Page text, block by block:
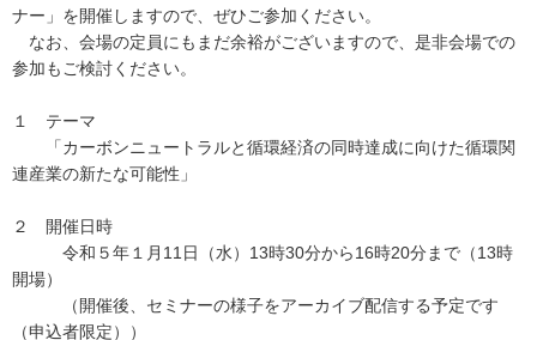
ナー」を開催しますので、ぜひご参加ください。
なお、会場の定員にもまだ余裕がございますので、是非会場での
参加もご検討ください。
１ テーマ
「カーボンニュートラルと循環経済の同時達成に向けた循環関
連産業の新たな可能性」
２ 開催日時
令和５年１月11日（水）13時30分から16時20分まで（13時
開場）
（開催後、セミナーの様子をアーカイブ配信する予定です
（申込者限定））